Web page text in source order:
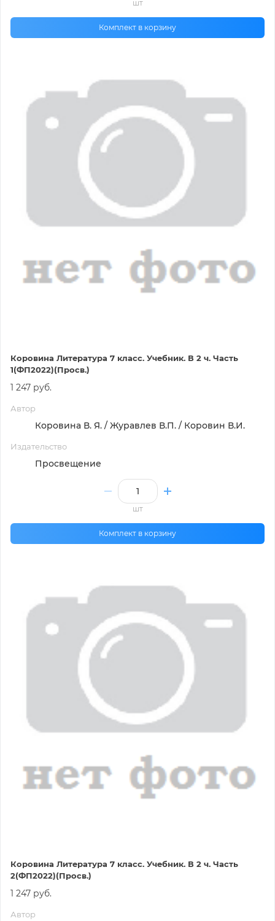
шт
Комплект в корзину
Коровина Литература 7 класс. Учебник. В 2 ч. Часть
1(ФП2022)(Просв.)
1 247 руб.
Автор
Коровина В. Я. / Журавлев В.П. / Коровин В.И.
Издательство
Просвещение
шт
Комплект в корзину
Коровина Литература 7 класс. Учебник. В 2 ч. Часть
2(ФП2022)(Просв.)
1 247 руб.
Автор